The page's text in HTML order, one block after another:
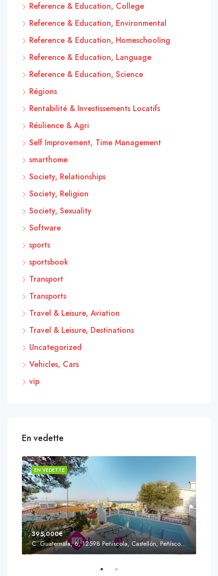
Reference & Education, College
Reference & Education, Environmental
Reference & Education, Homeschooling
Reference & Education, Language
Reference & Education, Science
Régions
Rentabilité & Investissements Locatifs
Résilience & Agri
Self Improvement, Time Management
smarthome
Society, Relationships
Society, Religion
Society, Sexuality
Software
sports
sportsbook
Transport
Transports
Travel & Leisure, Aviation
Travel & Leisure, Destinations
Uncategorized
Vehicles, Cars
vip
En vedette
EN VEDETTE
395,000€
C. Guatemala, 6, 12598 Peñíscola, Castellón, Peñíscola, Communauté valencienne